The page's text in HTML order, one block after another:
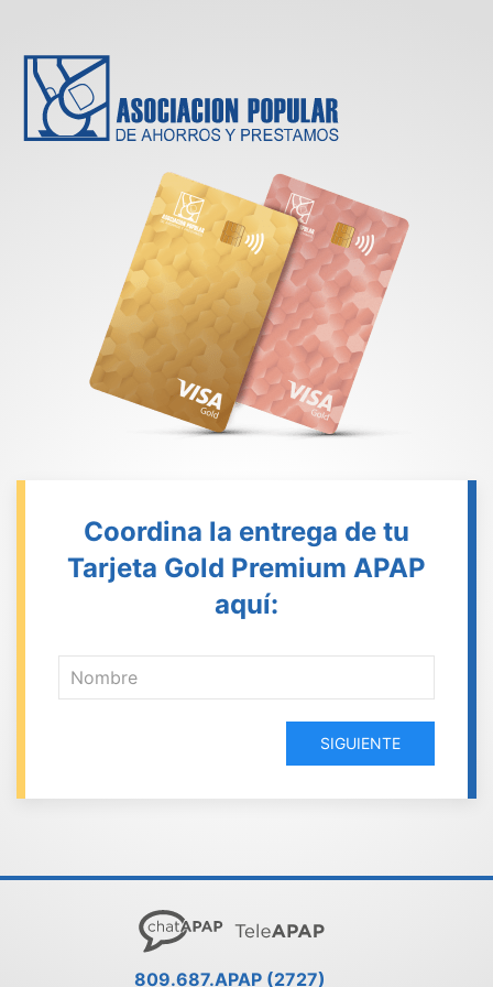
Coordina la entrega de tu
Tarjeta Gold Premium APAP
aquí:
SIGUIENTE
809.687.APAP (2727)